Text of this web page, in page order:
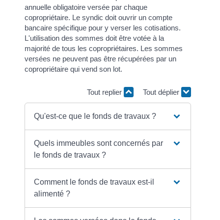
annuelle obligatoire versée par chaque
copropriétaire. Le syndic doit ouvrir un compte
bancaire spécifique pour y verser les cotisations.
L'utilisation des sommes doit être votée à la
majorité de tous les copropriétaires. Les sommes
versées ne peuvent pas être récupérées par un
copropriétaire qui vend son lot.
Tout replier Tout déplier
Qu'est-ce que le fonds de travaux ?
Quels immeubles sont concernés par
le fonds de travaux ?
Comment le fonds de travaux est-il
alimenté ?